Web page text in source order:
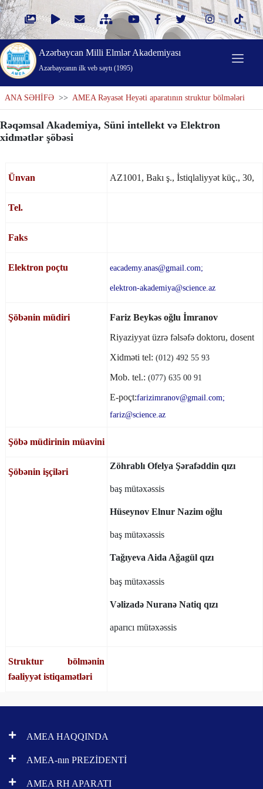
Azərbaycan Milli Elmlər Akademiyası
Azərbaycanın ilk veb saytı (1995)
ANA SƏHİFƏ >> AMEA Rəyasət Heyəti aparatının struktur bölmələri
Rəqəmsal Akademiya, Süni intellekt və Elektron
xidmətlər şöbəsi
Ünvan AZ1001, Bakı ş., İstiqlaliyyət küç., 30,
Tel.
Faks
Elektron poçtu eacademy.anas@gmail.com;
elektron-akademiya@science.az
Şöbənin müdiri
Fariz Beykəs oğlu İmranov
Riyaziyyat üzrə fəlsəfə doktoru, dosent
Xidməti tel: (012) 492 55 93
Mob. tel.: (077) 635 00 91
E-poçt:farizimranov@gmail.com;
fariz@science.az
Şöbə müdirinin müavini
Şöbənin işçiləri
Zöhrablı Ofelya Şərafəddin qızı
baş mütəxəssis
Hüseynov Elnur Nazim oğlu
baş mütəxəssis
Tağıyeva Aida Ağagül qızı
baş mütəxəssis
Vəlizadə Nuranə Natiq qızı
aparıcı mütəxəssis
Struktur bölmənin
fəaliyyət istiqamətləri
AMEA HAQQINDA
AMEA-nın PREZİDENTİ
AMEA RH APARATI